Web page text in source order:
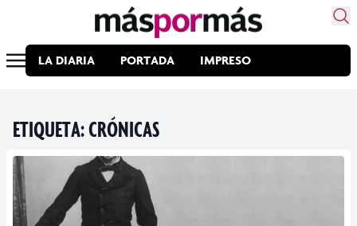
LA DIARIA PORTADA IMPRESO
ETIQUETA:CRÓNICAS